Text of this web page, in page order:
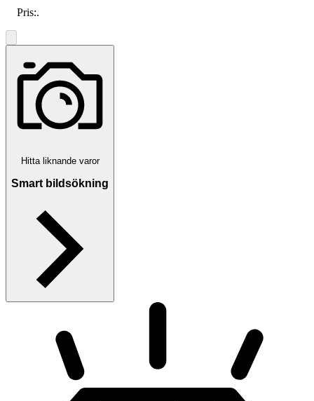
Pris:.
Hitta liknande varor
Smart bildsökning